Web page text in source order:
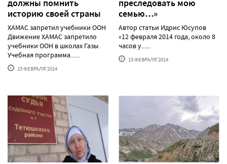
должны помнить
историю своей страны
ХАМАС запретил учебники ООН
Движение ХАМАС запретило
учебники ООН в школах Газы.
Учебная программа......
15 ФЕВРАЛЯ'2014
преследовать мою
семью…»
Автор статьи Идрис Юсупов
«12 февраля 2014 года, около 8
часов у......
15 ФЕВРАЛЯ'2014